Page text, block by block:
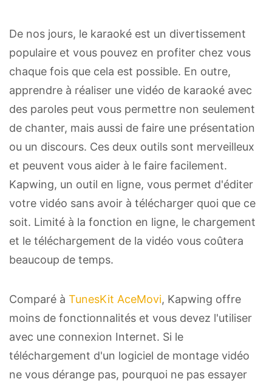
De nos jours, le karaoké est un divertissement
populaire et vous pouvez en profiter chez vous
chaque fois que cela est possible. En outre,
apprendre à réaliser une vidéo de karaoké avec
des paroles peut vous permettre non seulement
de chanter, mais aussi de faire une présentation
ou un discours. Ces deux outils sont merveilleux
et peuvent vous aider à le faire facilement.
Kapwing, un outil en ligne, vous permet d'éditer
votre vidéo sans avoir à télécharger quoi que ce
soit. Limité à la fonction en ligne, le chargement
et le téléchargement de la vidéo vous coûtera
beaucoup de temps.
Comparé à TunesKit AceMovi, Kapwing offre
moins de fonctionnalités et vous devez l'utiliser
avec une connexion Internet. Si le
téléchargement d'un logiciel de montage vidéo
ne vous dérange pas, pourquoi ne pas essayer